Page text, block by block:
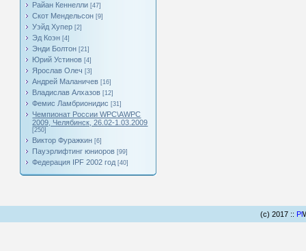
Райан Кеннелли [47]
Скот Мендельсон [9]
Уэйд Хупер [2]
Эд Коэн [4]
Энди Болтон [21]
Юрий Устинов [4]
Ярослав Олеч [3]
Андрей Маланичев [16]
Владислав Алхазов [12]
Фемис Ламбрионидис [31]
Чемпионат России WPC\AWPC
2009, Челябинск, 26.02-1.03.2009
[250]
Виктор Фуражкин [6]
Пауэрлифтинг юниоров [99]
Федерация IPF 2002 год [40]
(c) 2017 :: Pl